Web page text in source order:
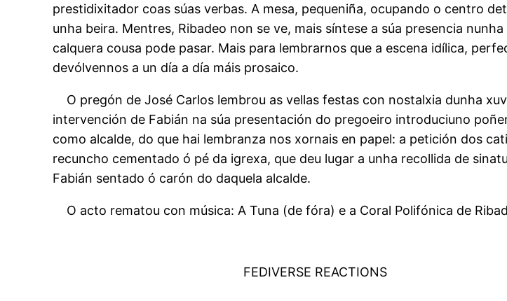
prestidixitador coas súas verbas. A mesa, pequeniña, ocupando o centro
unha beira. Mentres, Ribadeo non se ve, mais síntese a súa presencia
calquera cousa pode pasar. Mais para lembrarnos que a escena idílica,
devólvennos a un día a día máis prosaico.
O pregón de José Carlos lembrou as vellas festas con nostalxia dunha
intervención de Fabián na súa presentación do pregoeiro introduciuno
como alcalde, do que hai lembranza nos xornais en papel: a petición dos
recuncho cementado ó pé da igrexa, que deu lugar a unha recollida de
Fabián sentado ó carón do daquela alcalde.
O acto rematou con música: A Tuna (de fóra) e a Coral Polifónica de
FEDIVERSE REACTIONS